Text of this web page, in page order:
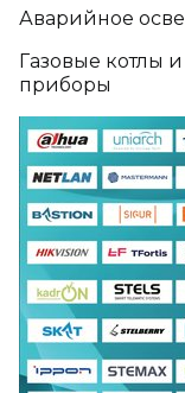
Аварийное
Газовые котлы
приборы